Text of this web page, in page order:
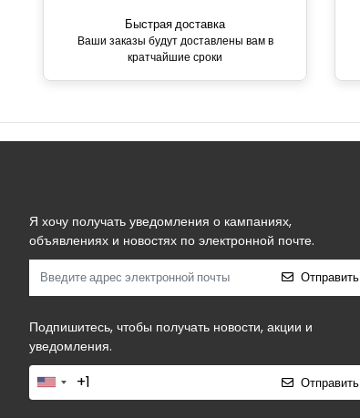
Быстрая доставка
Ваши заказы будут доставлены вам в
кратчайшие сроки
Я хочу получать уведомления о кампаниях,
объявлениях и новостях по электронной почте.
Отправить
Подпишитесь, чтобы получать новости, акции и
уведомления.
Отправить